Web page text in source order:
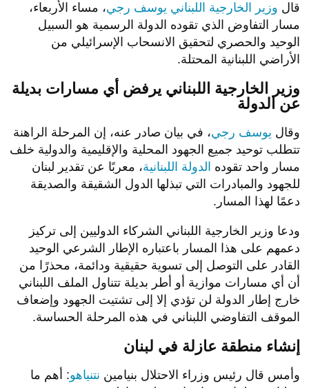
قال وزير الخارجية اللبناني يوسف رجي، مساء الأربعاء،
مسار التفاوض الذي تقوده الدولة الرسمية هو السبيل
الوحيد والحصري لتحقيق الانسحاب الإسرائيلي من
الأراضي اللبنانية المحتلة.
وزير الخارجية اللبناني يرفض أي مسارات بديلة
عن الدولة
وقال يوسف رجي، في بيان صادر عنه، إن المرحلة الراهنة
تتطلب توحيد جميع الجهود المحلية والإقليمية والدولية خلف
مسار واحد تقوده الدولة اللبنانية، معربًا عن تقدير لبنان
للجهود والمبادرات التي تبذلها الدول الشقيقة والصديقة
دعمًا لهذا المسار.
ودعا وزير الخارجية اللبناني الشركاء الدوليين إلى تركيز
دعمهم على هذا المسار باعتباره الإطار الشرعي الوحيد
القادر على التوصل إلى تسوية حقيقية ودائمة، محذرًا من
أن أي مسارات موازية أو أطر بديلة تتناول الملف اللبناني
خارج إطار الدولة لن تؤدي إلا إلى تشتيت الجهود وإضعاف
الموقف التفاوضي اللبناني في هذه المرحلة الحساسة.
إنشاء منطقة عازلة في لبنان
وأمس قال رئيس وزراء الاحتلال بنيامين نتنياهو: أهم ما